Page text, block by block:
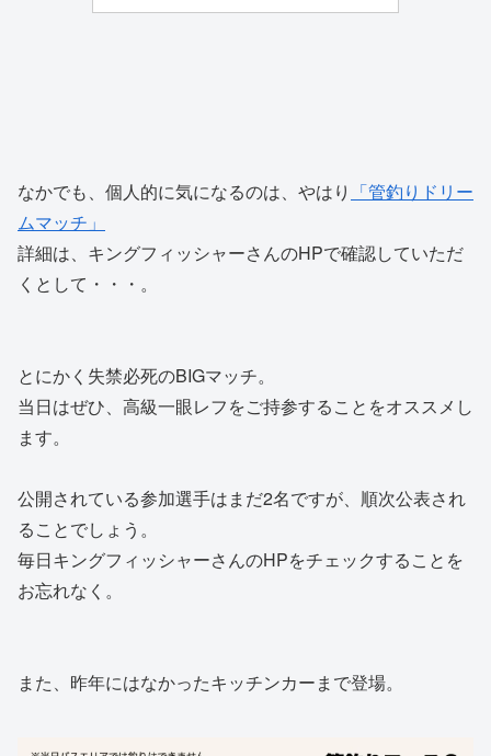
なかでも、個人的に気になるのは、やはり 「管釣りドリー
ムマッチ」
詳細は、キングフィッシャーさんのHPで確認していただ
くとして・・・。
とにかく失禁必死のBIGマッチ。
当日はぜひ、高級一眼レフをご持参することをオススメし
ます。
公開されている参加選手はまだ2名ですが、順次公表され
ることでしょう。
毎日キングフィッシャーさんのHPをチェックすることを
お忘れなく。
また、昨年にはなかったキッチンカーまで登場。